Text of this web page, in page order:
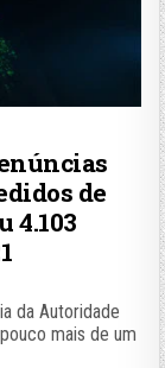
de
4.103
da Autoridade
mais de um